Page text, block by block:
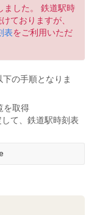
ました。 鉄道駅時
ておりますが、
表をご利用いただ
の手順となりま
を取得
て、鉄道駅時刻表